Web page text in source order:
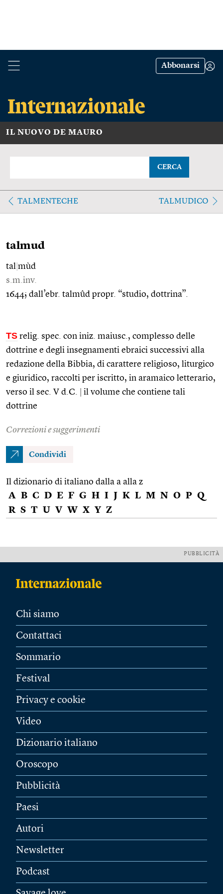
Abbonarsi
IL NUOVO DE MAURO
CERCA
TALMENTECHE TALMUDICO
talmud
tal mùd
s.m.inv.
1644; dall’ebr. talmûd propr. “studio, dottrina”.
TS relig. spec. con iniz. maiusc., complesso delle
dottrine e degli insegnamenti ebraici successivi alla
redazione della Bibbia, di carattere religioso, liturgico
e giuridico, raccolti per iscritto, in aramaico letterario,
verso il sec. V d.C.
il volume che contiene tali
dottrine
Correzioni e suggerimenti
Condividi
Il dizionario di italiano dalla a alla z
A B C D E F G H I J K L M N O P Q
R S T U V W X Y Z
PUBBLICITÀ
Chi siamo
Contattaci
Sommario
Festival
Privacy e cookie
Video
Dizionario italiano
Oroscopo
Pubblicità
Paesi
Autori
Newsletter
Podcast